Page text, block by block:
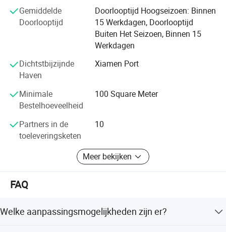
ontwerpen, fabriceren en bouwen van staalgebouwen. Met een
zeer efficiënte workshop, een ervaren ontwerpteam en een
bekwaam personeel voor de bouw biedt Ridge Steel Buildings
concurrerende prijzen.
producten en de beste service te leveren, en hopen een
langdurige zakelijke relatie met u op te zetten!
Gemiddelde
Doorlooptijd
Doorlooptijd Hoogseizoen: Binnen
15 Werkdagen, Doorlooptijd
Buiten Het Seizoen, Binnen 15
Werkdagen
Dichtstbijzijnde
Haven
Xiamen Port
Minimale
Bestelhoeveelheid
100 Square Meter
Partners in de
toeleveringsketen
10
Meer bekijken
FAQ
Welke aanpassingsmogelijkheden zijn er?